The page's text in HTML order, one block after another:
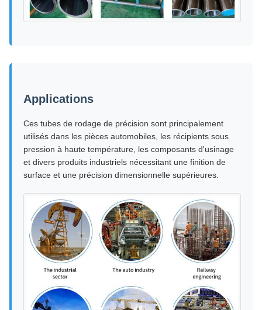
Applications
Ces tubes de rodage de précision sont principalement
utilisés dans les pièces automobiles, les récipients sous
pression à haute température, les composants d'usinage
et divers produits industriels nécessitant une finition de
surface et une précision dimensionnelle supérieures.